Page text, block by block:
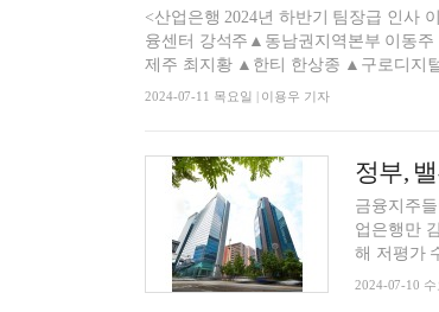
<산업은행 2024년 하반기 팀장급 인
융센터 강석주▲동남권지역본부 이동
제주 최지황 ▲한티 한상종 ▲구로디지
2024-07-11 목요일 | 이용우 기자
정부,
금융지주
업은행만
해 저평가
2024-07-10